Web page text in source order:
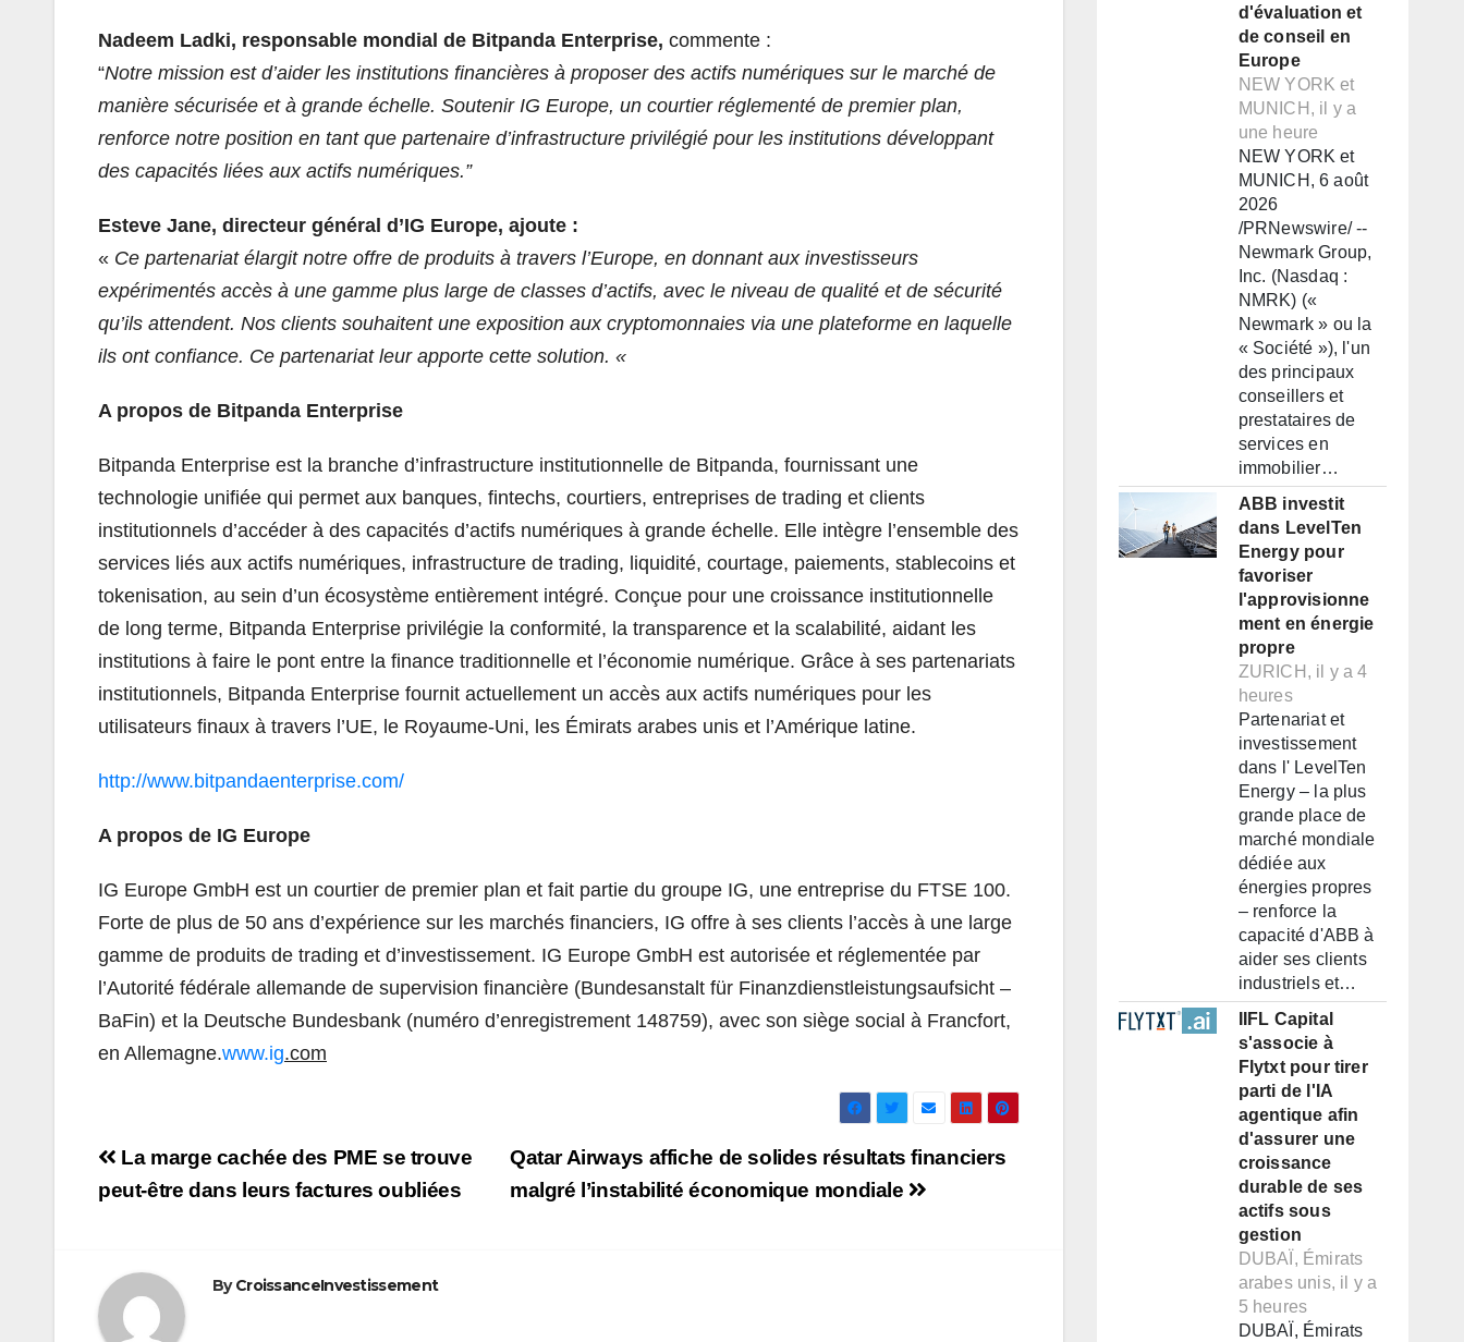
Nadeem Ladki, responsable mondial de Bitpanda Enterprise, commente :
“Notre mission est d’aider les institutions financières à proposer des actifs numériques sur le marché de
manière sécurisée et à grande échelle. Soutenir IG Europe, un courtier réglementé de premier plan,
renforce notre position en tant que partenaire d’infrastructure privilégié pour les institutions développant
des capacités liées aux actifs numériques.”
Esteve Jane, directeur général d’IG Europe, ajoute :
« Ce partenariat élargit notre offre de produits à travers l’Europe, en donnant aux investisseurs
expérimentés accès à une gamme plus large de classes d’actifs, avec le niveau de qualité et de sécurité
qu’ils attendent. Nos clients souhaitent une exposition aux cryptomonnaies via une plateforme en laquelle
ils ont confiance. Ce partenariat leur apporte cette solution. «
A propos de Bitpanda Enterprise
Bitpanda Enterprise est la branche d’infrastructure institutionnelle de Bitpanda, fournissant une
technologie unifiée qui permet aux banques, fintechs, courtiers, entreprises de trading et clients
institutionnels d’accéder à des capacités d’actifs numériques à grande échelle. Elle intègre l’ensemble des
services liés aux actifs numériques, infrastructure de trading, liquidité, courtage, paiements, stablecoins et
tokenisation, au sein d’un écosystème entièrement intégré. Conçue pour une croissance institutionnelle
de long terme, Bitpanda Enterprise privilégie la conformité, la transparence et la scalabilité, aidant les
institutions à faire le pont entre la finance traditionnelle et l’économie numérique. Grâce à ses partenariats
institutionnels, Bitpanda Enterprise fournit actuellement un accès aux actifs numériques pour les
utilisateurs finaux à travers l’UE, le Royaume-Uni, les Émirats arabes unis et l’Amérique latine.
http://www.bitpandaenterprise.com/
A propos de IG Europe
IG Europe GmbH est un courtier de premier plan et fait partie du groupe IG, une entreprise du FTSE 100.
Forte de plus de 50 ans d’expérience sur les marchés financiers, IG offre à ses clients l’accès à une large
gamme de produits de trading et d’investissement. IG Europe GmbH est autorisée et réglementée par
l’Autorité fédérale allemande de supervision financière (Bundesanstalt für Finanzdienstleistungsaufsicht –
BaFin) et la Deutsche Bundesbank (numéro d’enregistrement 148759), avec son siège social à Francfort,
en Allemagne.www.ig.com
Navigation
de
Qatar Airways affiche de solides résultats financiers
malgré l’instabilité économique mondiale
La marge cachée des PME se trouve
peut-être dans leurs factures oubliées
ByCroissanceInvestissement
d'évaluation et
de conseil en
Europe
NEW YORK et
MUNICH, il y a
une heure
NEW YORK et
MUNICH, 6 août
2026
/PRNewswire/ --
Newmark Group,
Inc. (Nasdaq :
NMRK) («
Newmark » ou la
« Société »), l'un
des principaux
conseillers et
prestataires de
services en
immobilier…
ABB investit
dans LevelTen
Energy pour
favoriser
l'approvisionne
ment en énergie
propre
ZURICH, il y a 4
heures
Partenariat et
investissement
dans l' LevelTen
Energy – la plus
grande place de
marché mondiale
dédiée aux
énergies propres
– renforce la
capacité d'ABB à
aider ses clients
industriels et…
IIFL Capital
s'associe à
Flytxt pour tirer
parti de l'IA
agentique afin
d'assurer une
croissance
durable de ses
actifs sous
gestion
DUBAÏ, Émirats
arabes unis, il y a
5 heures
DUBAÏ, Émirats